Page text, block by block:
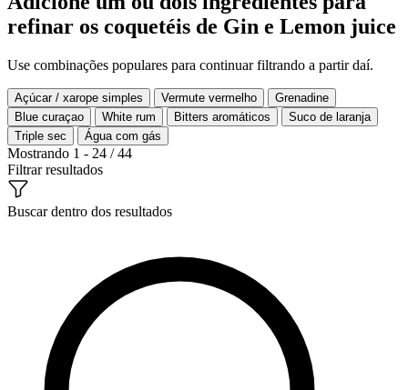
refinar os coquetéis de Gin e Lemon juice
Use combinações populares para continuar filtrando a partir daí.
Açúcar / xarope simples Vermute vermelho
Grenadine
Blue curaçao
White rum Bitters aromáticos
Suco de laranja
Triple sec
Água com gás
Mostrando 1 - 24 / 44
Filtrar resultados
Buscar dentro dos resultados